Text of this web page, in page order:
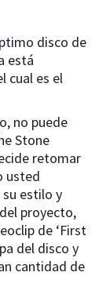
disco de
está
cual es el
no puede
Stone
retomar
usted
estilo y
proyecto,
de ‘First
del disco y
cantidad de